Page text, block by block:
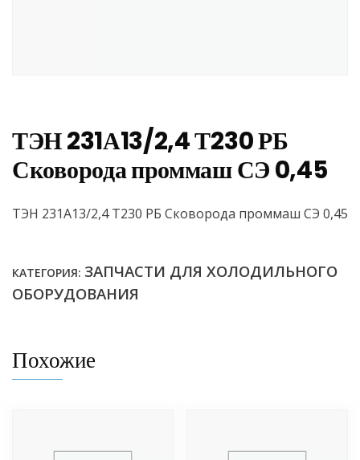
ТЭН 231А13/2,4 Т230 РБ
Сковорода проммаш СЭ 0,45
ТЭН 231А13/2,4 Т230 РБ Сковорода проммаш СЭ 0,45
КАТЕГОРИЯ: ЗАПЧАСТИ ДЛЯ ХОЛОДИЛЬНОГО
ОБОРУДОВАНИЯ
Похожие